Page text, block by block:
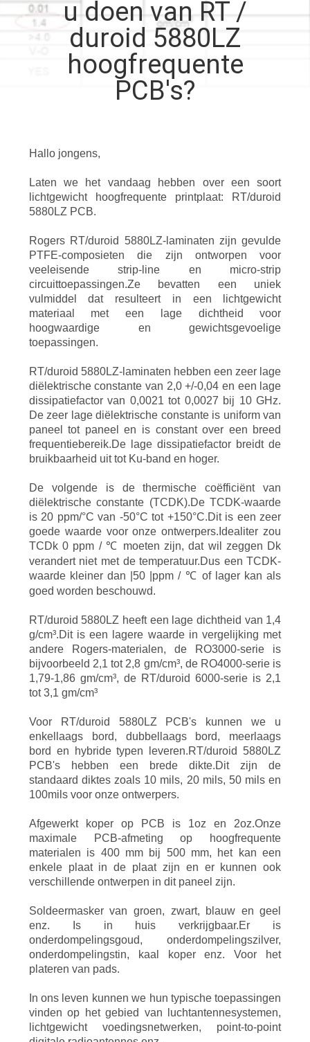
KWALITEITSCONTROLE
CONTACT
NIEUWS
GEVALLEN
SITEMAP
PRIVACYBELEID
u doen van RT /
duroid 5880LZ
hoogfrequente
PCB's?
Hallo jongens,
Laten we het vandaag hebben over een soort
lichtgewicht hoogfrequente printplaat: RT/duroid
5880LZ PCB.
Rogers RT/duroid 5880LZ-laminaten zijn gevulde
PTFE-composieten die zijn ontworpen voor
veeleisende strip-line en micro-strip
circuittoepassingen.Ze bevatten een uniek
vulmiddel dat resulteert in een lichtgewicht
materiaal met een lage dichtheid voor
hoogwaardige en gewichtsgevoelige
toepassingen.
RT/duroid 5880LZ-laminaten hebben een zeer lage
diëlektrische constante van 2,0 +/-0,04 en een lage
dissipatiefactor van 0,0021 tot 0,0027 bij 10 GHz.
De zeer lage diëlektrische constante is uniform van
paneel tot paneel en is constant over een breed
frequentiebereik.De lage dissipatiefactor breidt de
bruikbaarheid uit tot Ku-band en hoger.
De volgende is de thermische coëfficiënt van
diëlektrische constante (TCDK).De TCDK-waarde
is 20 ppm/°C van -50°C tot +150°C.Dit is een zeer
goede waarde voor onze ontwerpers.Idealiter zou
TCDk 0 ppm / ℃ moeten zijn, dat wil zeggen Dk
verandert niet met de temperatuur.Dus een TCDK-
waarde kleiner dan |50 |ppm / ℃ of lager kan als
goed worden beschouwd.
RT/duroid 5880LZ heeft een lage dichtheid van 1,4
g/cm³.Dit is een lagere waarde in vergelijking met
andere Rogers-materialen, de RO3000-serie is
bijvoorbeeld 2,1 tot 2,8 gm/cm³, de RO4000-serie is
1,79-1,86 gm/cm³, de RT/duroid 6000-serie is 2,1
tot 3,1 gm/cm³
Voor RT/duroid 5880LZ PCB's kunnen we u
enkellaags bord, dubbellaags bord, meerlaags
bord en hybride typen leveren.RT/duroid 5880LZ
PCB's hebben een brede dikte.Dit zijn de
standaard diktes zoals 10 mils, 20 mils, 50 mils en
100mils voor onze ontwerpers.
Afgewerkt koper op PCB is 1oz en 2oz.Onze
maximale PCB-afmeting op hoogfrequente
materialen is 400 mm bij 500 mm, het kan een
enkele plaat in de plaat zijn en er kunnen ook
verschillende ontwerpen in dit paneel zijn.
Soldeermasker van groen, zwart, blauw en geel
enz. Is in huis verkrijgbaar.Er is
onderdompelingsgoud, onderdompelingszilver,
onderdompelingstin, kaal koper enz. Voor het
plateren van pads.
In ons leven kunnen we hun typische toepassingen
vinden op het gebied van luchtantennesystemen,
lichtgewicht voedingsnetwerken, point-to-point